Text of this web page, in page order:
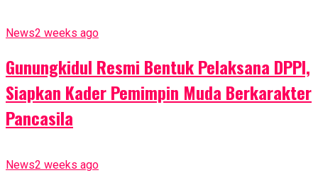
News2 weeks ago
Gunungkidul Resmi Bentuk Pelaksana DPPI,
Siapkan Kader Pemimpin Muda Berkarakter
Pancasila
News2 weeks ago